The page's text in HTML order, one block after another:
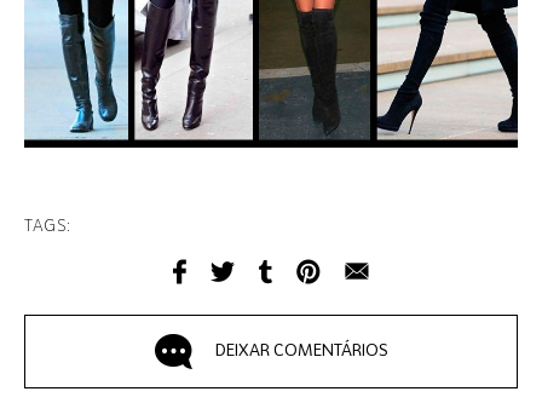
TAGS:
DEIXAR COMENTÁRIOS